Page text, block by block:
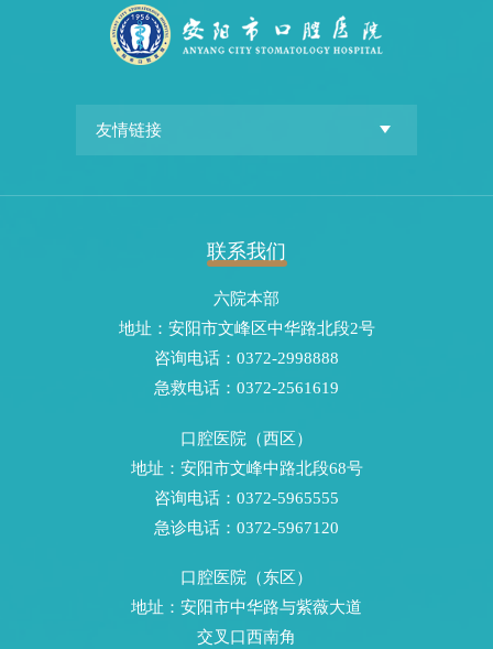
联系我们
六院本部
地址：安阳市文峰区中华路北段2号
咨询电话：0372-2998888
急救电话：0372-2561619
口腔医院（西区）
地址：安阳市文峰中路北段68号
咨询电话：0372-5965555
急诊电话：0372-5967120
口腔医院（东区）
地址：安阳市中华路与紫薇大道
交叉口西南角